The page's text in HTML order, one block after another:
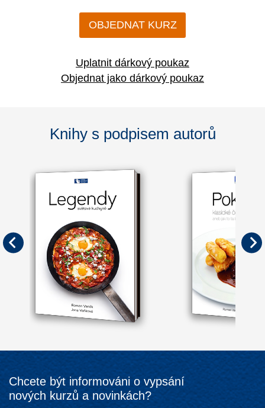
OBJEDNAT KURZ
Uplatnit dárkový poukaz
Objednat jako dárkový poukaz
Knihy s podpisem autorů
Chcete být informováni o vypsání
nových kurzů a novinkách?